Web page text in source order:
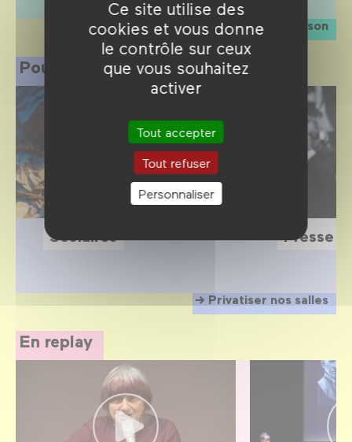
Ce site utilise des
cookies et vous donne
le contrôle sur ceux
que vous souhaitez
activer
Tout accepter
Tout refuser
Personnaliser
La saison
Pour les professionnels
Privatiser nos salles
Scolaires Presse
En replay